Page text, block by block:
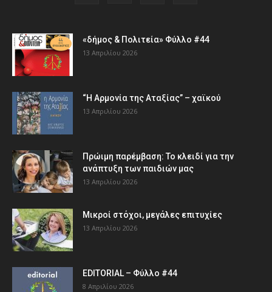
«δήμος & Πολιτεία» Φύλλο #44
13 Απριλίου 2026
“Η Αρμονία της Αταξίας” – χαϊκού
13 Απριλίου 2026
Πρώιμη παρέμβαση: Το κλειδί για την
ανάπτυξη των παιδιών µας
13 Απριλίου 2026
Μικροί στόχοι, μεγάλες επιτυχίες
13 Απριλίου 2026
EDITORIAL – Φύλλο #44
8 Απριλίου 2026